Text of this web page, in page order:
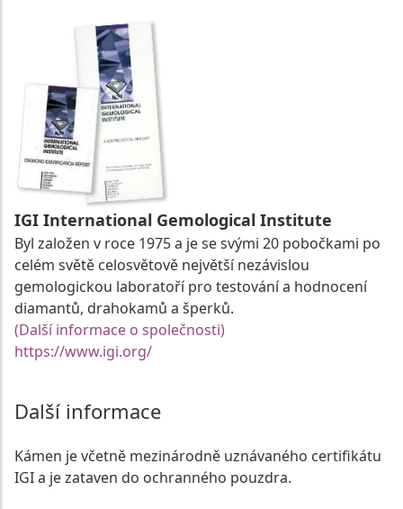
IGI International Gemological Institute
Byl založen v roce 1975 a je se svými 20 pobočkami po
celém světě celosvětově největší nezávislou
gemologickou laboratoří pro testování a hodnocení
diamantů, drahokamů a šperků.
(Další informace o společnosti)
https://www.igi.org/
Další informace
Kámen je včetně mezinárodně uznávaného certifikátu
IGI a je zataven do ochranného pouzdra.